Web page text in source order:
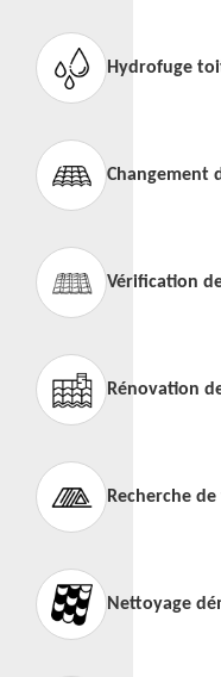
Hydrofuge
Changement
Vérification
Rénovation
Recherche
Nettoyage